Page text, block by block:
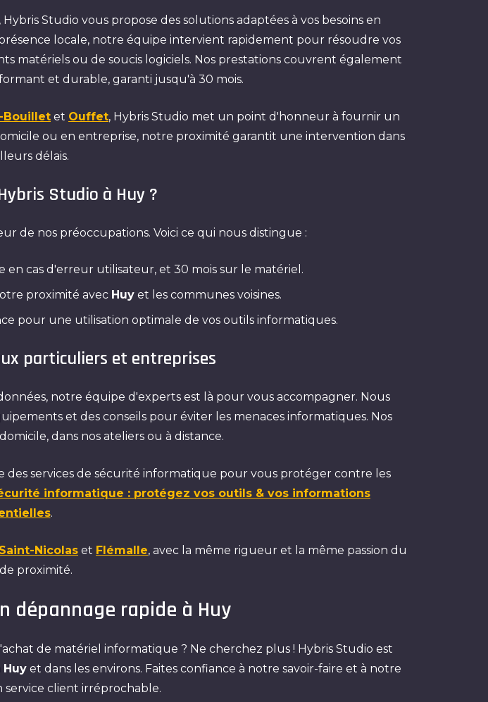
, Hybris Studio vous propose des solutions adaptées à vos besoins en
locale, notre équipe intervient rapidement pour résoudre vos
matériels ou de soucis logiciels. Nos prestations couvrent également
et durable, garanti jusqu'à 30 mois.
Bouillet et Ouffet, Hybris Studio met un point d'honneur à fournir un
ou en entreprise, notre proximité garantit une intervention dans
délais.
Studio à Huy ?
de nos préoccupations. Voici ce qui nous distingue :
en cas d'erreur utilisateur, et 30 mois sur le matériel.
proximité avec Huyet les communes voisines.
pour une utilisation optimale de vos outils informatiques.
particuliers et entreprises
notre équipe d'experts est là pour vous accompagner. Nous
et des conseils pour éviter les menaces informatiques. Nos
dans nos ateliers ou à distance.
services de sécurité informatique pour vous protéger contre les
informatique : protégez vos outils & vos informations
.
Saint-Nicolas et Flémalle, avec la même rigueur et la même passion du
proximité.
dépannage rapide à Huy
de matériel informatique ? Ne cherchez plus ! Hybris Studio est
Huy et dans les environs. Faites confiance à notre savoir-faire et à notre
client irréprochable.